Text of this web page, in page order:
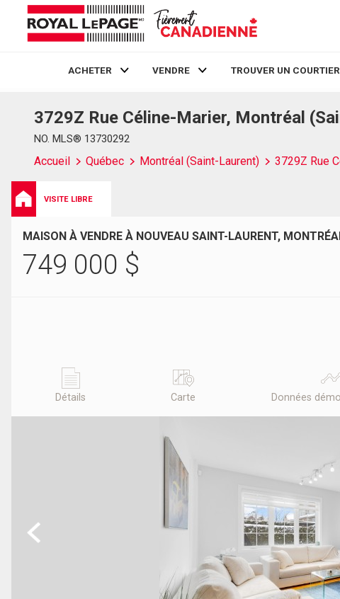
ACHETER VENDRE TROUVER UN COURTIER
3729Z Rue Céline-Marier, Montréal
NO. MLS® 13730292
Accueil Québec Montréal (Saint-Laurent) 3729Z Rue
VISITE LIBRE
MAISON À VENDRE À NOUVEAU SAINT-LAURENT,
749 000 $
Détails Carte Données
Previous